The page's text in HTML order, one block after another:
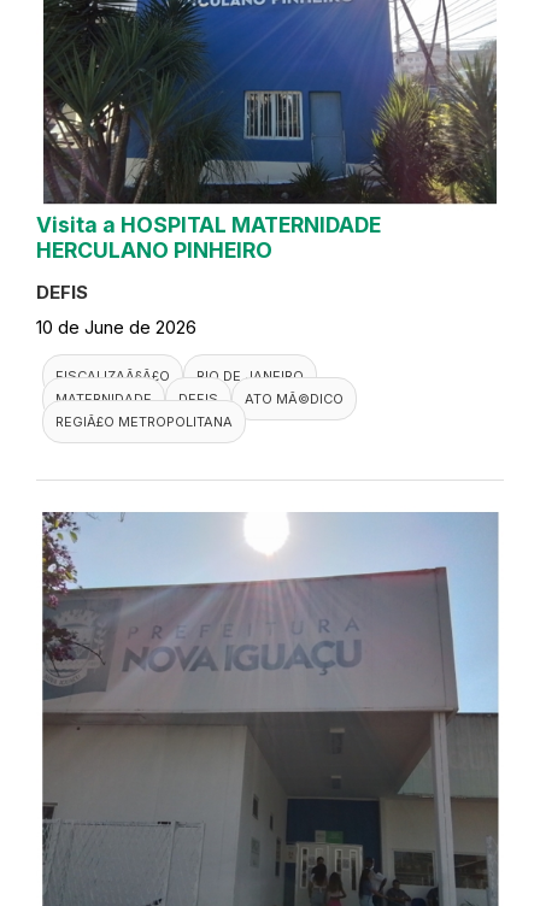
Visita a HOSPITAL MATERNIDADE
HERCULANO PINHEIRO
DEFIS
10 de June de 2026
FISCALIZAÃ§Ã£O
RIO DE JANEIRO
MATERNIDADE
DEFIS
ATO MÃ©DICO
REGIÃ£O METROPOLITANA